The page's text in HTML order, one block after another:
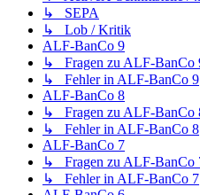
↳ SEPA
↳ Lob / Kritik
ALF-BanCo 9
↳ Fragen zu ALF-BanCo
↳ Fehler in ALF-BanCo 9
ALF-BanCo 8
↳ Fragen zu ALF-BanCo
↳ Fehler in ALF-BanCo 8
ALF-BanCo 7
↳ Fragen zu ALF-BanCo
↳ Fehler in ALF-BanCo 7